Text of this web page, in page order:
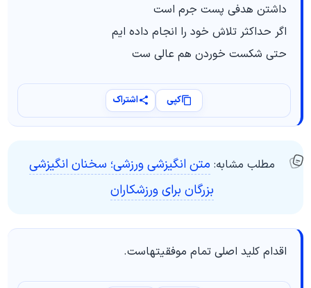
داشتن هدفی پست جرم است
اگر حداکثر تلاش خود را انجام داده ایم
حتی شکست خوردن هم عالی ست
کپی اشتراک
مطلب مشابه: متن انگیزشی ورزشی؛ سخنان انگیزشی
بزرگان برای ورزشکاران
اقدام کلید اصلی تمام موفقیتهاست.